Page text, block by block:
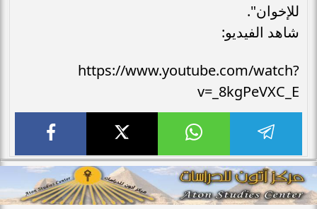
للإخوان".
شاهد الفيديو:
https://www.youtube.com/watch?
v=_8kgPeVXC_E